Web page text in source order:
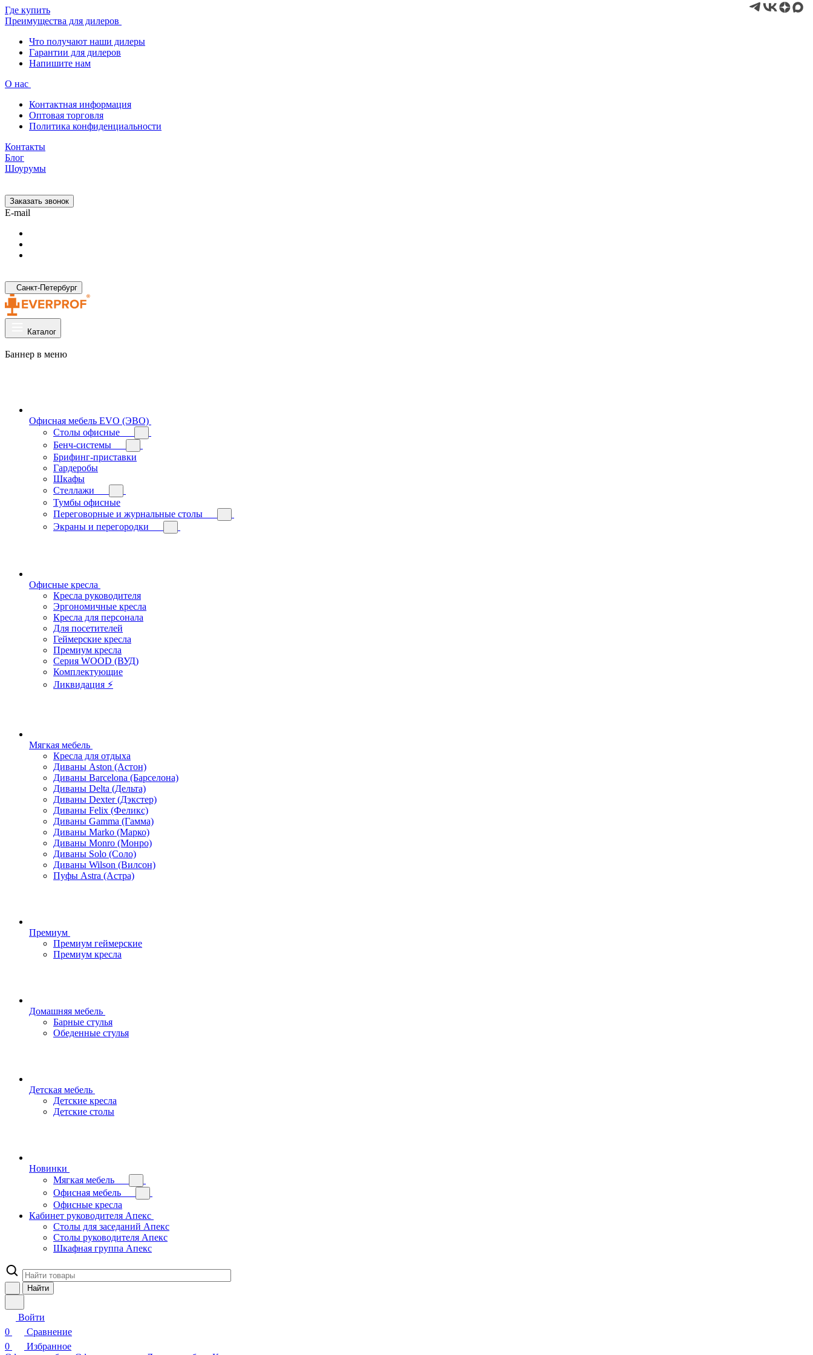
Где купить
Преимущества для дилеров
Что получают наши дилеры
Гарантии для дилеров
Напишите нам
О нас
Контактная информация
Оптовая торговля
Политика конфиденциальности
Контакты
Блог
Шоурумы
Заказать звонок
E-mail
Санкт-Петербург
Каталог
Баннер в меню
Офисная мебель EVO (ЭВО)
Cтолы офисные
Бенч-системы
Брифинг-приставки
Гардеробы
Шкафы
Стеллажи
Тумбы офисные
Переговорные и журнальные столы
Экраны и перегородки
Офисные кресла
Кресла руководителя
Эргономичные кресла
Кресла для персонала
Для посетителей
Геймерские кресла
Премиум кресла
Серия WOOD (ВУД)
Комплектующие
Ликвидация ⚡
Мягкая мебель
Кресла для отдыха
Диваны Aston (Астон)
Диваны Barcelona (Барселона)
Диваны Delta (Дельта)
Диваны Dexter (Дэкстер)
Диваны Felix (Феликс)
Диваны Gamma (Гамма)
Диваны Marko (Марко)
Диваны Monro (Монро)
Диваны Solo (Соло)
Диваны Wilson (Вилсон)
Пуфы Astra (Астра)
Премиум
Премиум геймерские
Премиум кресла
Домашняя мебель
Барные стулья
Обеденные стулья
Детская мебель
Детские кресла
Детские столы
Новинки
Мягкая мебель
Офисная мебель
Офисные кресла
Кабинет руководителя Апекс
Столы для заседаний Апекс
Столы руководителя Апекс
Шкафная группа Апекс
Найти
Войти
0
Сравнение
0
Избранное